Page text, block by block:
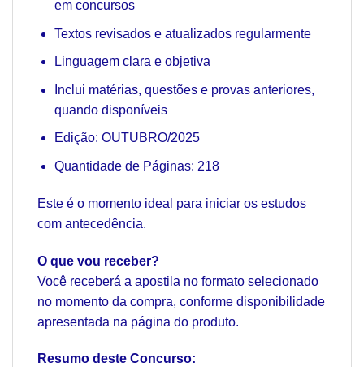
em concursos
Textos revisados e atualizados regularmente
Linguagem clara e objetiva
Inclui matérias, questões e provas anteriores,
quando disponíveis
Edição: OUTUBRO/2025
Quantidade de Páginas: 218
Este é o momento ideal para iniciar os estudos
com antecedência.
O que vou receber?
Você receberá a apostila no formato selecionado
no momento da compra, conforme disponibilidade
apresentada na página do produto.
Resumo deste Concurso: